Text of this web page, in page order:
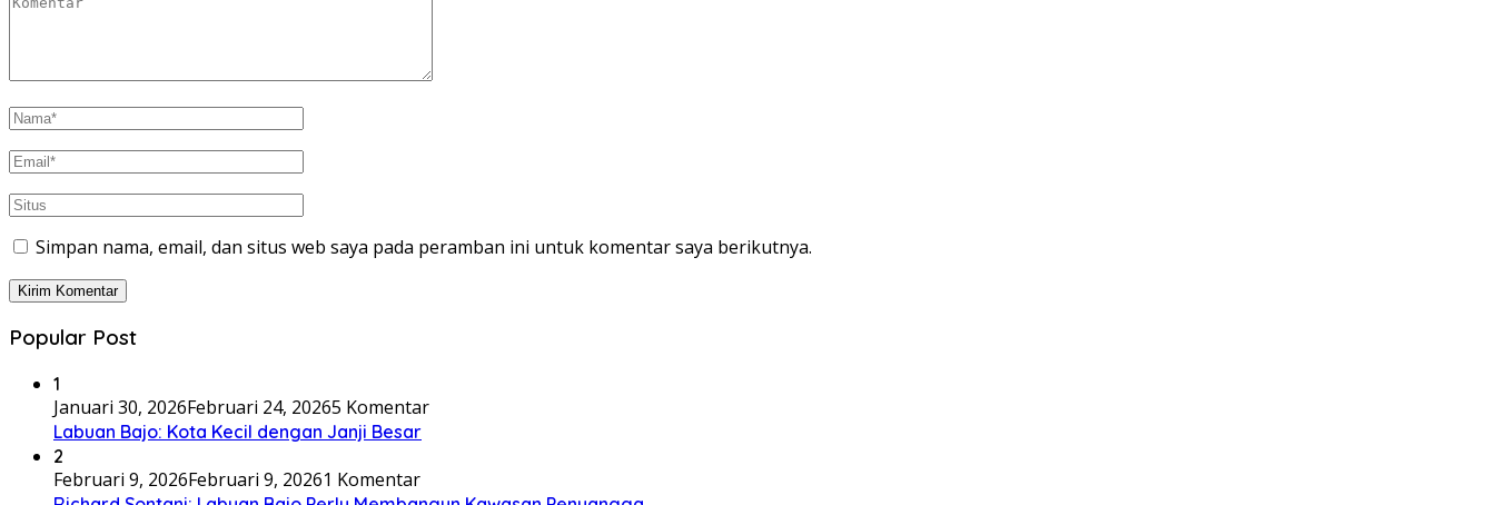
Simpan nama, email, dan situs web saya pada peramban ini untuk komentar saya berikutnya.
Popular Post
1
Januari 30, 2026Februari 24, 20265 Komentar
Labuan Bajo: Kota Kecil dengan Janji Besar
2
Februari 9, 2026Februari 9, 20261 Komentar